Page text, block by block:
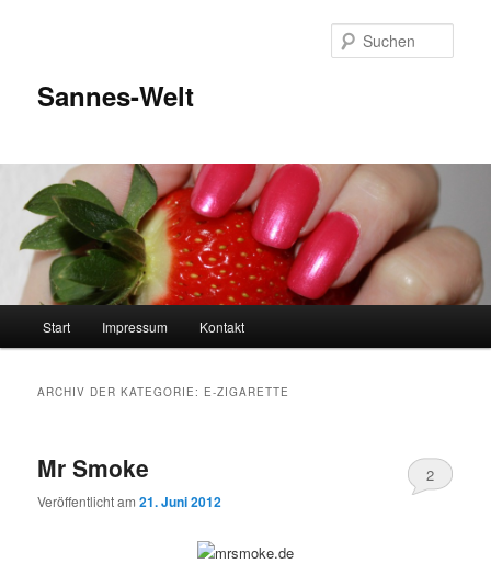
Sannes-Welt
Start Impressum Kontakt
ARCHIV DER KATEGORIE: E-ZIGARETTE
Mr Smoke
Veröffentlicht am21. Juni 2012
2